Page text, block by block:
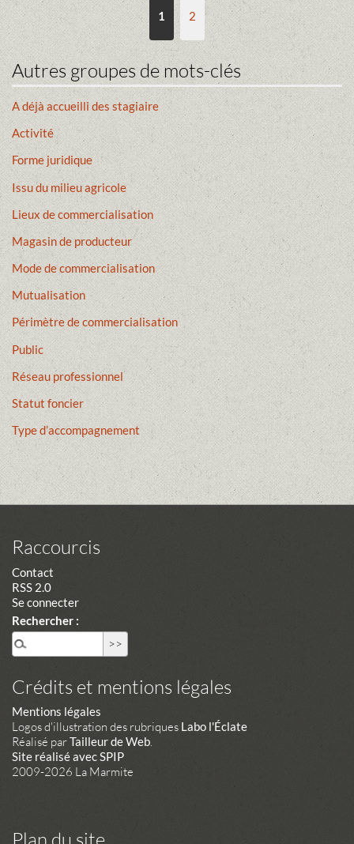
1 2
Autres groupes de mots-clés
A déjà accueilli des stagiaire
Activité
Forme juridique
Issu du milieu agricole
Lieux de commercialisation
Magasin de producteur
Mode de commercialisation
Mutualisation
Périmètre de commercialisation
Public
Réseau professionnel
Statut foncier
Type d’accompagnement
Raccourcis
Contact
RSS 2.0
Se connecter
Rechercher :
Crédits et mentions légales
Mentions légales
Logos d'illustration des rubriques Labo l'Éclate
Réalisé parTailleur de Web.
Site réalisé avec SPIP
2009-2026 La Marmite